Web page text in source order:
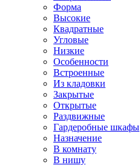
Форма
Высокие
Квадратные
Угловые
Низкие
Особенности
Встроенные
Из кладовки
Закрытые
Открытые
Раздвижные
Гардеробные шкафы
Назначение
В комнату
В нишу